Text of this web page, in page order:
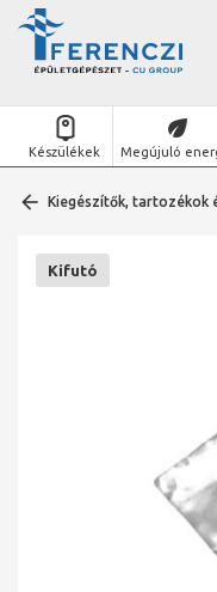
Készülékek Megújuló
Kiegészítők, tartozékok
Kifutó